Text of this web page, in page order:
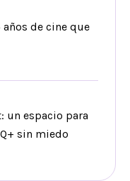
años de cine que
un espacio para
sin miedo